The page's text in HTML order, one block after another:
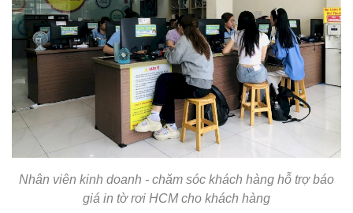
Nhân viên kinh doanh - chăm sóc khách hàng hỗ trợ báo
giá in tờ rơi HCM cho khách hàng